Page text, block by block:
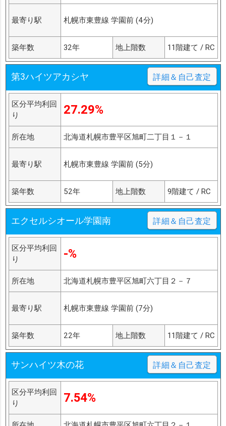
最寄り駅 札幌市東豊線 学園前 (4分)
築年数 32年 地上階数 11階建て / RC
第3ハイツアカシヤ 詳細＆自己査定
区分平均利回
り
27.29%
所在地 北海道札幌市豊平区旭町二丁目１－１
最寄り駅 札幌市東豊線 学園前 (5分)
築年数 52年 地上階数 9階建て / RC
エクセルシオール学園南 詳細＆自己査定
区分平均利回
り
-%
所在地 北海道札幌市豊平区旭町六丁目２－７
最寄り駅 札幌市東豊線 学園前 (7分)
築年数 22年 地上階数 11階建て / RC
サンハイツ木の花 詳細＆自己査定
区分平均利回
り
7.54%